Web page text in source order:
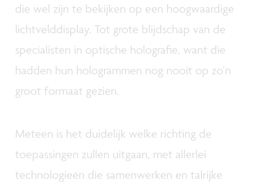
die wel zijn te bekijken op een hoogwaardige
lichtvelddisplay. Tot grote blijdschap van de
specialisten in optische holografie, want die
hadden hun hologrammen nog nooit op zo’n
groot formaat gezien.
Meteen is het duidelijk welke richting de
toepassingen zullen uitgaan, met allerlei
technologieën die samenwerken en talrijke